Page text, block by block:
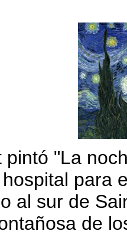
pintó "La
para
al sur de
de